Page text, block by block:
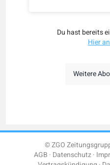
Du hast bereits
Hier
Weitere
© ZGO
AGB Datenschutz